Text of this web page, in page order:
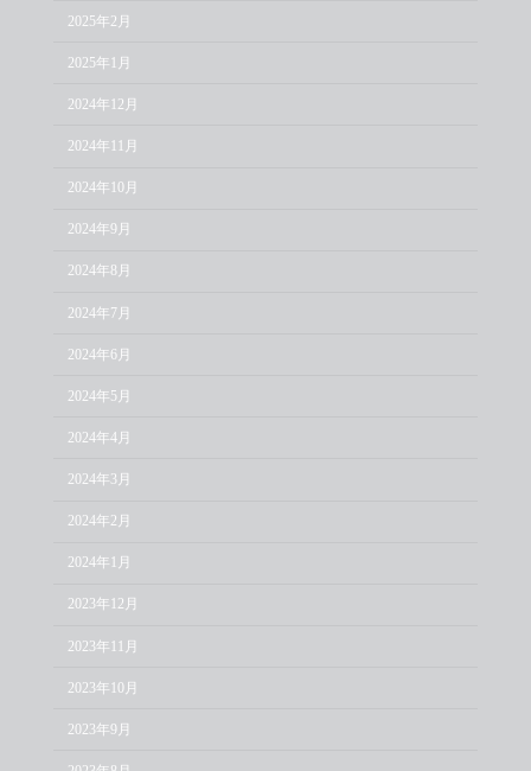
2025年2月
2025年1月
2024年12月
2024年11月
2024年10月
2024年9月
2024年8月
2024年7月
2024年6月
2024年5月
2024年4月
2024年3月
2024年2月
2024年1月
2023年12月
2023年11月
2023年10月
2023年9月